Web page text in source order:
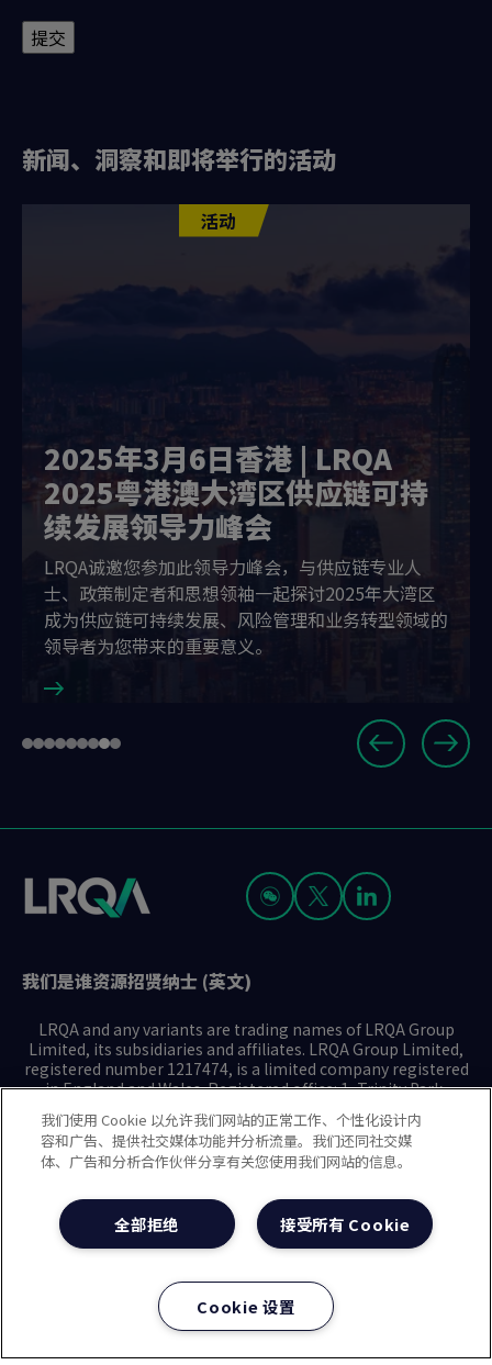
提交
新闻、洞察和即将举行的活动
2025年3月6日香港 | LRQA
2025粤港澳大湾区供应链可持
续发展领导力峰会
活动
LRQA诚邀您参加此领导力峰会，与供应链专业人
士、政策制定者和思想领袖一起探讨2025年大湾区
成为供应链可持续发展、风险管理和业务转型领域的
领导者为您带来的重要意义。
Slide
Go
1
Go
2
Go
3
Go
4
Go
5
Go
6
Go
7
Go
8
Go
9
我们是谁资源招贤纳士 (英文)
LRQA and any variants are trading names of LRQA Group
Limited, its subsidiaries and affiliates. LRQA Group Limited,
registered number 1217474, is a limited company registered
in England and Wales. Registered office: 1, Trinity Park,
Limited.
治理方针(英文)沪ICP备2023029947号-1
沪公网安备31010102008508号
我们使用 Cookie 以允许我们网站的正常工作、个性化设计内
容和广告、提供社交媒体功能并分析流量。我们还同社交媒
体、广告和分析合作伙伴分享有关您使用我们网站的信息。
接受所有 Cookie
全部拒绝
Cookie 设置